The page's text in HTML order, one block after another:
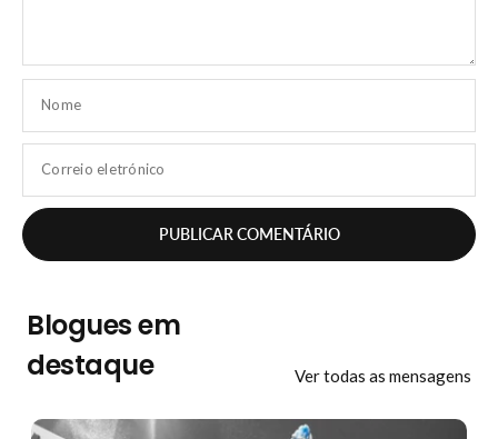
Nome
Correio eletrónico
Blogues em
destaque
Ver todas as mensagens